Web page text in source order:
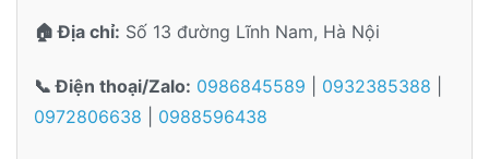
🏠 Địa chỉ: Số 13 đường Lĩnh Nam, Hà Nội
📞 Điện thoại/Zalo: 0986845589 0932385388
0972806638
0988596438